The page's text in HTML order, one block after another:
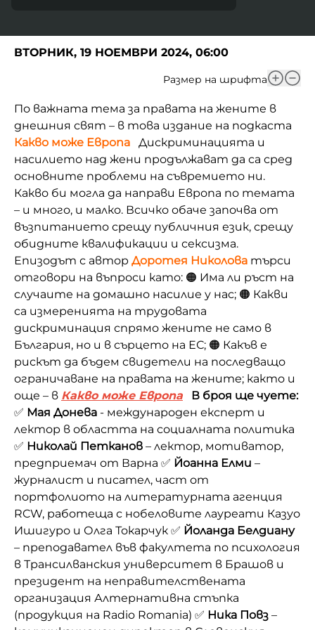
ВТОРНИК, 19 НОЕМВРИ 2024, 06:00
Размер на шрифта
По важната тема за правата на жените в
днешния свят – в това издание на подкаста
Какво може Европа Дискриминацията и
насилието над жени продължават да са сред
основните проблеми на съвремието ни.
Какво би могла да направи Европа по темата
– и много, и малко. Всичко обаче започва от
възпитанието срещу публичния език, срещу
обидните квалификации и сексизма.
Епизодът с автор Доротея Николова търси
отговори на въпроси като: 🟠 Има ли ръст на
случаите на домашно насилие у нас; 🟠 Какви
са измеренията на трудовата
дискриминация спрямо жените не само в
България, но и в сърцето на ЕС; 🟠 Какъв е
рискът да бъдем свидетели на последващо
ограничаване на правата на жените; както и
още – в Какво може Европа
В броя ще чуете:
✅ Мая Донева - международен експерт и
лектор в областта на социалната политика
✅ Николай Петканов – лектор, мотиватор,
предприемач от Варна ✅ Йоанна Елми –
журналист и писател, част от
портфолиото на литературната агенция
RCW, работеща с нобеловите лауреати Казуо
Ишигуро и Олга Токарчук ✅ Йоланда Белдиану
– преподавател във факултета по психология
в Трансилванския университет в Брашов и
президент на неправителствената
организация Алтернативна стъпка
(продукция на Radio Romania) ✅ Ника Повз –